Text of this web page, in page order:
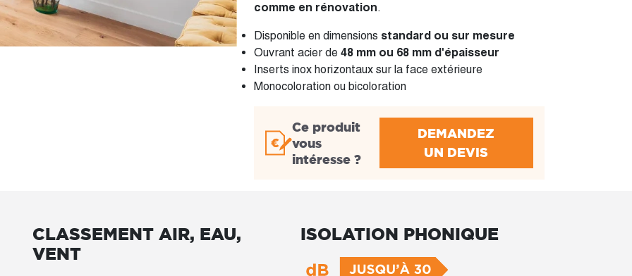
comme en rénovation.
Disponible en dimensions standard ou sur mesure
Ouvrant acier de 48 mm ou 68 mm d'épaisseur
Inserts inox horizontaux sur la face extérieure
Monocoloration ou bicoloration
Ce produit
vous
intéresse ?
DEMANDEZ
UN DEVIS
CLASSEMENT AIR, EAU,
VENT
ISOLATION PHONIQUE